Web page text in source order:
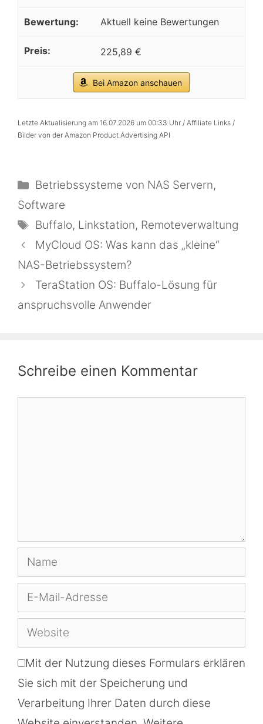
Aktuell keine Bewertungen
225,89 €
Bei Amazon anschauen
Letzte Aktualisierung am 16.07.2026 um 00:33 Uhr / Affiliate Links /
Bilder von der Amazon Product Advertising API
Kategorien
Betriebssysteme von NAS Servern,
Software
Schlagwörter
Buffalo, Linkstation, Remoteverwaltung
MyCloud OS: Was kann das „kleine“
NAS-Betriebssystem?
TeraStation OS: Buffalo-Lösung für
anspruchsvolle Anwender
Schreibe einen Kommentar
Name
E-
Mail-
Adresse
Website
Mit der Nutzung dieses Formulars erklären
Sie sich mit der Speicherung und
Verarbeitung Ihrer Daten durch diese